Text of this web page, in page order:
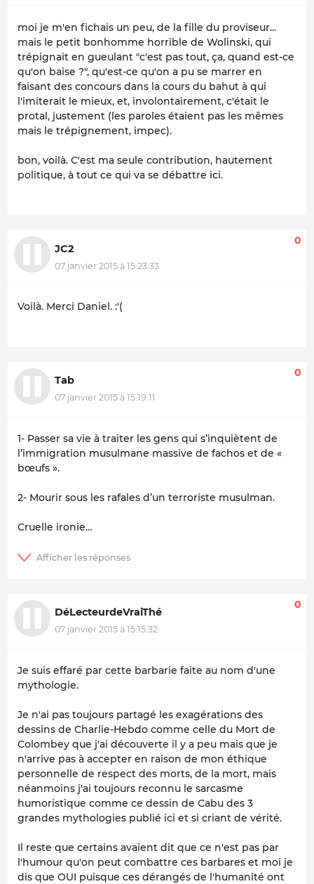
moi je m'en fichais un peu, de la fille du proviseur...
mais le petit bonhomme horrible de Wolinski, qui
trépignait en gueulant "c'est pas tout, ça, quand est-ce
qu'on baise ?", qu'est-ce qu'on a pu se marrer en
faisant des concours dans la cours du bahut à qui
l'imiterait le mieux, et, involontairement, c'était le
protal, justement (les paroles étaient pas les mêmes
mais le trépignement, impec).
bon, voilà. C'est ma seule contribution, hautement
politique, à tout ce qui va se débattre ici.
JC2
07 janvier 2015 à 15:23:33
0
Voilà. Merci Daniel. :'(
Tab
07 janvier 2015 à 15:19:11
0
1- Passer sa vie à traiter les gens qui s’inquiètent de
l’immigration musulmane massive de fachos et de «
bœufs ».
2- Mourir sous les rafales d’un terroriste musulman.
Cruelle ironie…
DéLecteurdeVraiThé
07 janvier 2015 à 15:15:32
0
Je suis effaré par cette barbarie faite au nom d'une
mythologie.
Je n'ai pas toujours partagé les exagérations des
dessins de Charlie-Hebdo comme celle du Mort de
Colombey que j'ai découverte il y a peu mais que je
n'arrive pas à accepter en raison de mon éthique
personnelle de respect des morts, de la mort, mais
néanmoins j'ai toujours reconnu le sarcasme
humoristique comme ce dessin de Cabu des 3
grandes mythologies publié ici et si criant de vérité.
Il reste que certains avaient dit que ce n'est pas par
l'humour qu'on peut combattre ces barbares et moi je
dis que OUI puisque ces dérangés de l'humanité ont